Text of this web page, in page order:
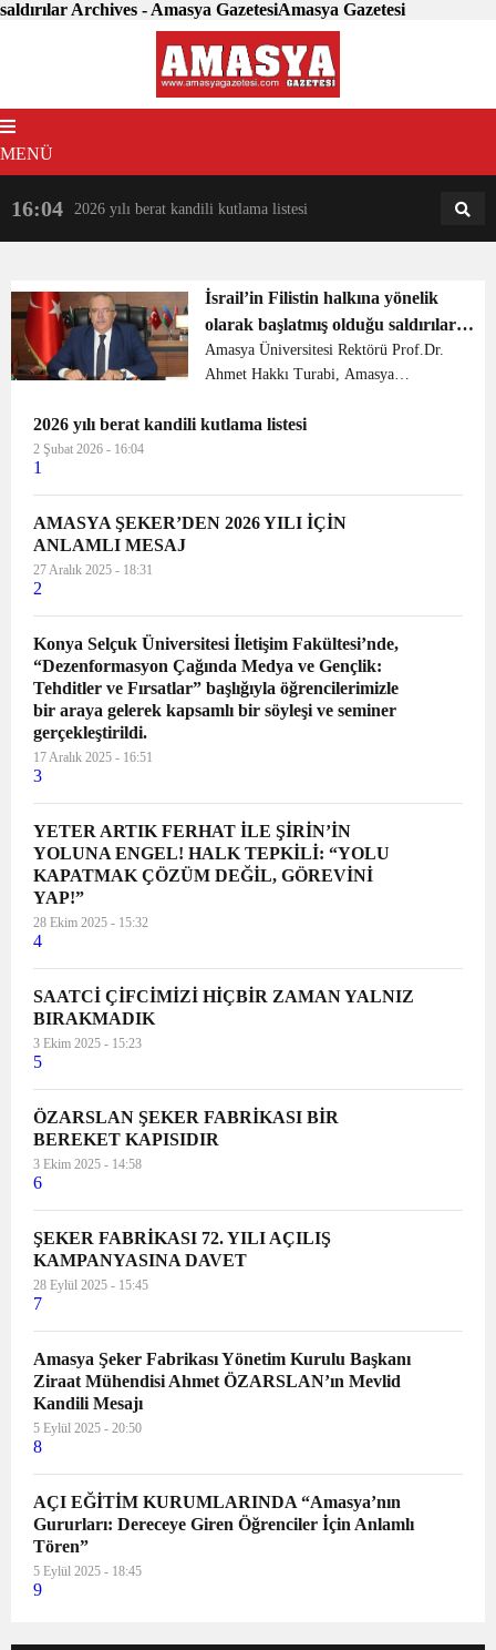
saldırılar Archives - Amasya GazetesiAmasya Gazetesi
MENÜ
16:04 2026 yılı berat kandili kutlama listesi 18:31
İsrail’in Filistin halkına yönelik
olarak başlatmış olduğu saldırılar
sonrası bir çok kesimden tepki
sesleri yükselirken bir açıklamada
Amasya Üniversitesi Rektörü Prof.Dr.
Ahmet Hakkı Turabi, Amasya
İsrail’de ne de dünyanın herhangi bir
2026 yılı berat kandili kutlama listesi
2 Şubat 2026 - 16:04
1
AMASYA ŞEKER’DEN 2026 YILI İÇİN
ANLAMLI MESAJ
27 Aralık 2025 - 18:31
2
Konya Selçuk Üniversitesi İletişim Fakültesi’nde,
“Dezenformasyon Çağında Medya ve Gençlik:
Tehditler ve Fırsatlar” başlığıyla öğrencilerimizle
bir araya gelerek kapsamlı bir söyleşi ve seminer
gerçekleştirildi.
17 Aralık 2025 - 16:51
3
YETER ARTIK FERHAT İLE ŞİRİN’İN
YOLUNA ENGEL! HALK TEPKİLİ: “YOLU
KAPATMAK ÇÖZÜM DEĞİL, GÖREVİNİ
YAP!”
28 Ekim 2025 - 15:32
4
SAATCİ ÇİFCİMİZİ HİÇBİR ZAMAN YALNIZ
BIRAKMADIK
3 Ekim 2025 - 15:23
5
ÖZARSLAN ŞEKER FABRİKASI BİR
BEREKET KAPISIDIR
3 Ekim 2025 - 14:58
6
ŞEKER FABRİKASI 72. YILI AÇILIŞ
KAMPANYASINA DAVET
28 Eylül 2025 - 15:45
7
Amasya Şeker Fabrikası Yönetim Kurulu Başkanı
Ziraat Mühendisi Ahmet ÖZARSLAN’ın Mevlid
Kandili Mesajı
5 Eylül 2025 - 20:50
8
AÇI EĞİTİM KURUMLARINDA “Amasya’nın
Gururları: Dereceye Giren Öğrenciler İçin Anlamlı
Tören”
5 Eylül 2025 - 18:45
9